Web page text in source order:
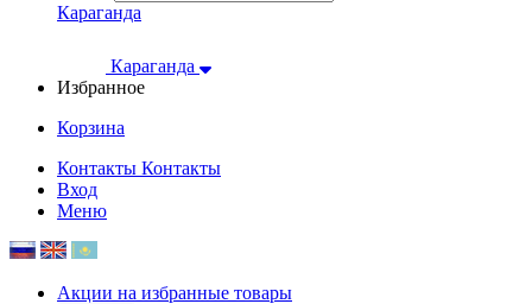
Караганда
Караганда
Избранное
Корзина
Контакты Контакты
Вход
Меню
Акции на избранные товары